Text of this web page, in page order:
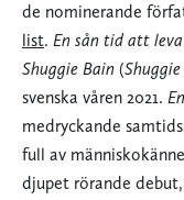
de nominerande
list. En sån tid att leva
Shuggie Bain (
svenska våren 2021.
medryckande
full av
djupet rörande